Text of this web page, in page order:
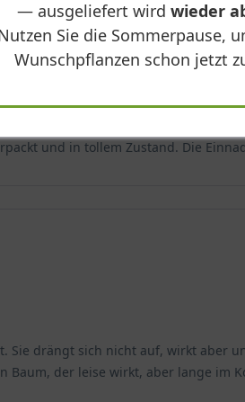
und in tollem Zustand. Die
Sie drängt sich nicht auf, wirkt aber
Baum, der leise wirkt, aber lange im
— ausgeliefert wird wieder
Sie die Sommerpause,
Wunschpflanzen schon jetzt